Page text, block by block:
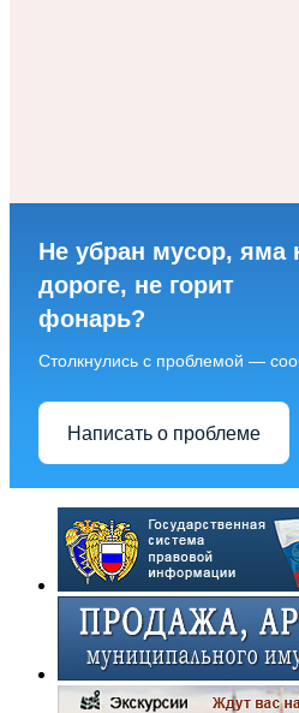
Не убран мусор, яма
дороге, не горит
фонарь?
Столкнулись с проблемой —
Написать о проблеме